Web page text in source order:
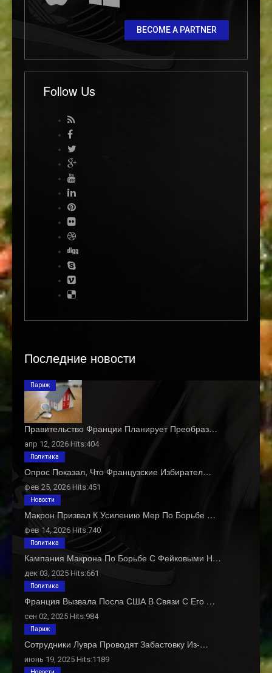
BECOME A PARTNER
Follow Us
Последние новости
Правительство Франции Планирует Преобраз…
апр 12, 2026 Hits:404
Париж
Опрос Показал, Что Французские Избирател…
фев 25, 2026 Hits:451
Политика
Макрон Призвал К Усилению Мер По Борьбе …
фев 14, 2026 Hits:740
Новости
Кампания Макрона По Борьбе С Фейковыми Н…
дек 03, 2025 Hits:661
Политика
Франция Вызвала Посла США В Связи С Его …
сен 02, 2025 Hits:984
Политика
Сотрудники Лувра Проводят Забастовку Из-…
июнь 19, 2025 Hits:1189
Париж